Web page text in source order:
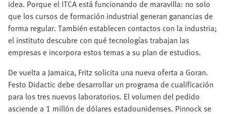
idea. Porque el ITCA está funcionando de maravilla: no solo
que los cursos de formación industrial generan ganancias de
forma regular. También establecen contactos con la industria;
el instituto descubre con qué tecnologías trabajan las
empresas e incorpora estos temas a su plan de estudios.
De vuelta a Jamaica, Fritz solicita una nueva oferta a Goran.
Festo Didactic debe desarrollar un programa de cualificación
para los tres nuevos laboratorios. El volumen del pedido
asciende a 1 millón de dólares estadounidenses. Pinnock se